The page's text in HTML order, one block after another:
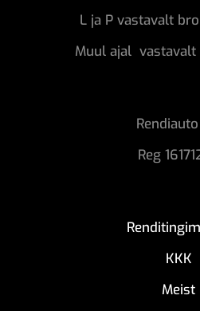
L ja P vastavalt
Muul ajal vastavalt
Reg
KKK
Meist